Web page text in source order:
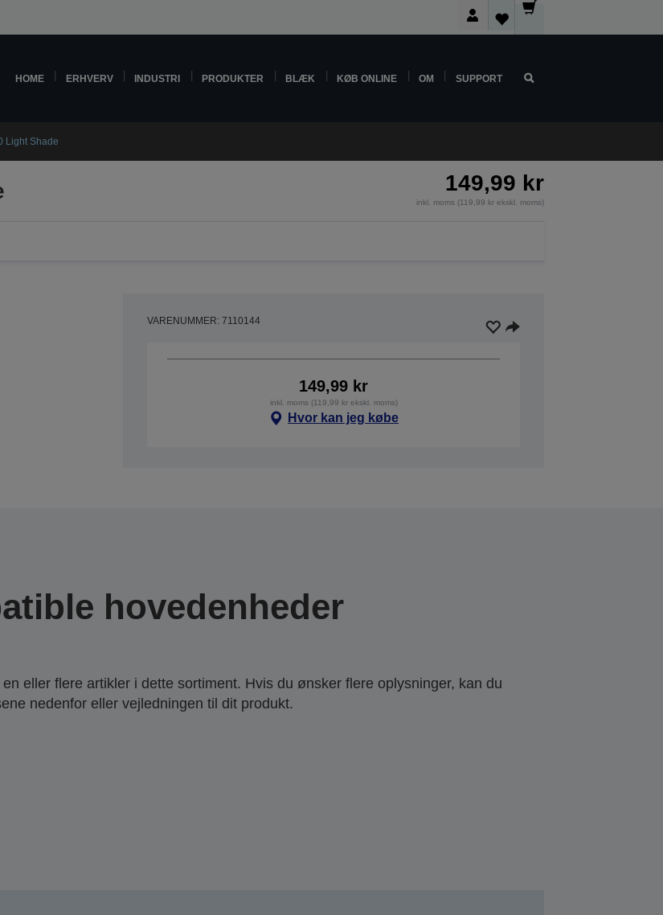
HOME ERHVERV INDUSTRI PRODUKTER BLÆK KØB ONLINE OM SUPPORT
Light Shade
149,99 kr
inkl. moms (119,99 kr ekskl. moms)
VARENUMMER: 7110144
149,99 kr
inkl. moms (119,99 kr ekskl. moms)
Hvor kan jeg købe
hovedenheder
eller flere artikler i dette sortiment. Hvis du ønsker flere oplysninger, kan du
nedenfor eller vejledningen til dit produkt.